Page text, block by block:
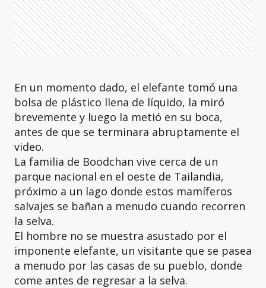
En un momento dado, el elefante tomó una
bolsa de plástico llena de líquido, la miró
brevemente y luego la metió en su boca,
antes de que se terminara abruptamente el
video.
La familia de Boodchan vive cerca de un
parque nacional en el oeste de Tailandia,
próximo a un lago donde estos mamíferos
salvajes se bañan a menudo cuando recorren
la selva.
El hombre no se muestra asustado por el
imponente elefante, un visitante que se pasea
a menudo por las casas de su pueblo, donde
come antes de regresar a la selva.